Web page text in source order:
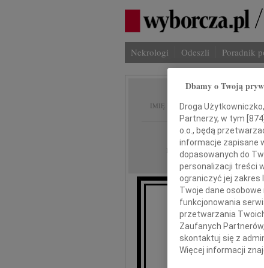
Nekrologi Odeszli Poradnik
IMIĘ I NAZWISKO:
REGION: Kraków
DATA EMISJI: 27.10.2023
"Nie
Dbamy o Twoją
Droga
Partnerzy, w tym [ 874
o.o., będą
informacje zapisane
dopasowanych do
personalizacji treści
ograniczyć jej zakres
Twoje dane
funkcjonowania
przetwarzania
Zaufanych
skontaktuj się z
Więcej informacji